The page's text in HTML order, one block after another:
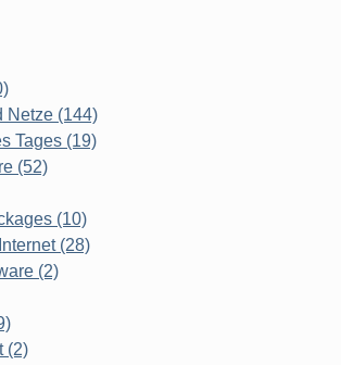
Netze (144)
Tages (19)
(52)
(10)
(28)
(2)
(2)